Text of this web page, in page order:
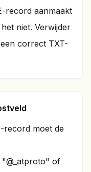
record aanmaakt
niet. Verwijder
correct TXT-
record moet de
of